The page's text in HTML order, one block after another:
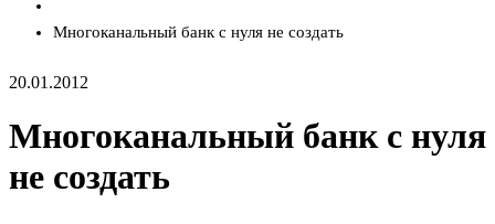
Многоканальный банк с нуля не создать
20.01.2012
Многоканальный банк с нуля
не создать